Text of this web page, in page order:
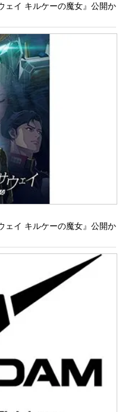
ェイ キルケーの魔女』公開か
ェイ キルケーの魔女』公開か